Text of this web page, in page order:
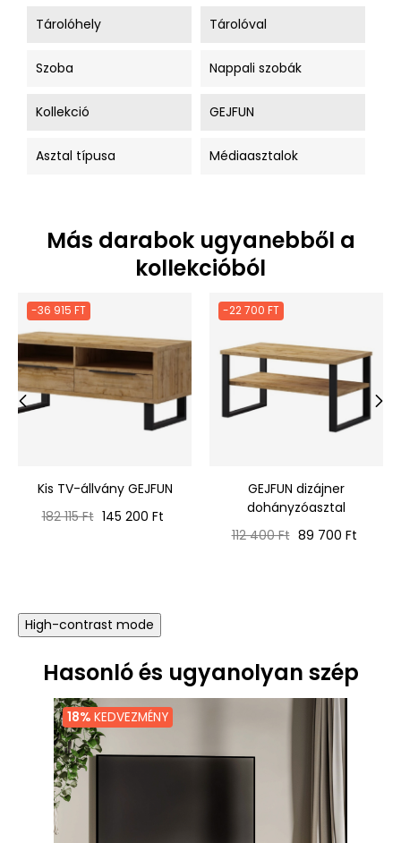
Tárolóhely Tárolóval
Szoba Nappali szobák
Kollekció GEJFUN
Asztal típusa Médiaasztalok
Más darabok ugyanebből a
kollekcióból
-36 915 FT
Kis TV-állvány GEJFUN
Normál
182 115 Ft Ár
145 200 Ft
-22 700 FT
GEJFUN dizájner
dohányzóasztal
Normál
112 400 Ft Ár
89 700 Ft
High-contrast mode
Hasonló és ugyanolyan szép
18% KEDVEZMÉNY